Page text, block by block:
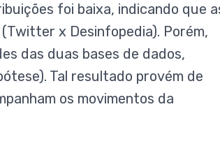
foi baixa, indicando que
x Desinfopedia). Porém,
das duas bases de dados,
Tal resultado provém de
os movimentos da